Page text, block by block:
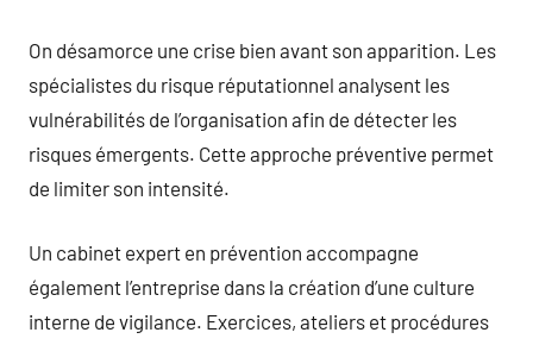
On désamorce une crise bien avant son apparition. Les
spécialistes du risque réputationnel analysent les
vulnérabilités de l’organisation afin de détecter les
risques émergents. Cette approche préventive permet
de limiter son intensité.
Un cabinet expert en prévention accompagne
également l’entreprise dans la création d’une culture
interne de vigilance. Exercices, ateliers et procédures